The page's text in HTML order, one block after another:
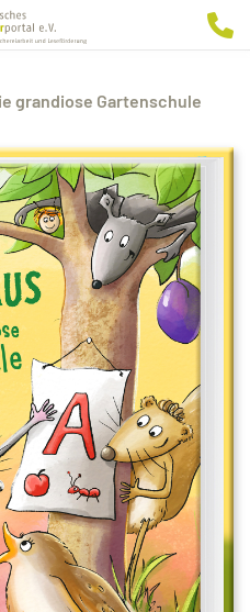
grandiose Gartenschule